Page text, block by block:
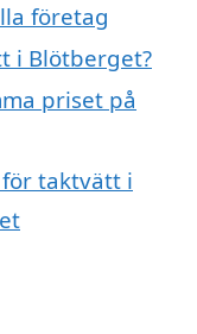
företag
i Blötberget?
priset på
taktvätt i